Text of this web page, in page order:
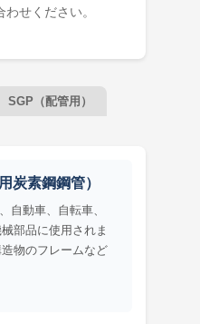
せください。
SGP（配管用）
炭素鋼鋼管）
自動車、自転車、
部品に使用されま
物のフレームなど